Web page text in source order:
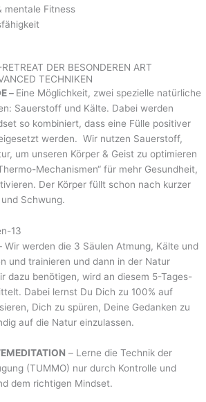
mentale Fitness
DER BESONDEREN ART
TECHNIKEN
– Eine Möglichkeit, zwei spezielle natürliche
Sauerstoff und Kälte. Dabei werden
so kombiniert, dass eine Fülle positiver
werden. Wir nutzen Sauerstoff,
um unseren Körper & Geist zu optimieren
Mechanismen“ für mehr Gesundheit,
Der Körper füllt schon nach kurzer
Schwung.
Wir werden die 3 Säulen Atmung, Kälte und
und trainieren und dann in der Natur
dazu benötigen, wird an diesem 5-Tages-
Dabei lernst Du Dich zu 100% auf
Dich zu spüren, Deine Gedanken zu
auf die Natur einzulassen.
– Lerne die Technik der
(TUMMO) nur durch Kontrolle und
dem richtigen Mindset.